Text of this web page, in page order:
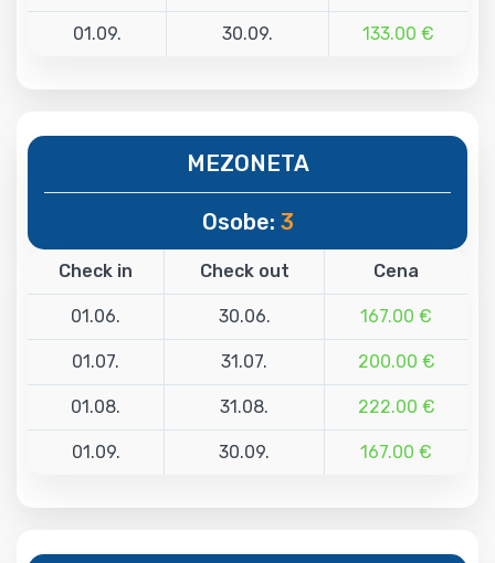
01.09. 30.09. 133.00 €
MEZONETA
Osobe: 3
Check in Check out Cena
01.06. 30.06. 167.00 €
01.07. 31.07. 200.00 €
01.08. 31.08. 222.00 €
01.09. 30.09. 167.00 €